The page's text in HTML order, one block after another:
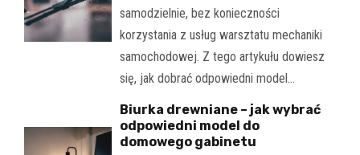
samodzielnie, bez konieczności
korzystania z usług warsztatu mechaniki
samochodowej. Z tego artykułu dowiesz
się, jak dobrać odpowiedni model…
Biurka drewniane – jak wybrać
odpowiedni model do
domowego gabinetu